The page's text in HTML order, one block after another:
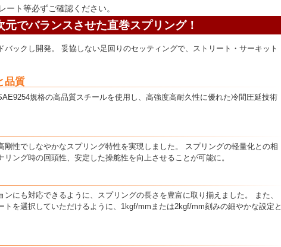
ート等必ずご確認ください。
元でバランスさせた直巻スプリング！
ックし開発。 妥協しない足回りのセッティングで、ストリート・サーキット
品質
規格の高品質スチールを使用し、高強度高耐久性に優れた冷間圧延技術
剛性でしなやかなスプリング特性を実現しました。 スプリングの軽量化との相
ング時の回頭性、安定した操舵性を向上させることが可能に。
にも対応できるように、スプリングの長さを豊富に取り揃えました。 また、
トを選択していただけるように、1kgf/mmまたは2kgf/mm刻みの細やかな設定